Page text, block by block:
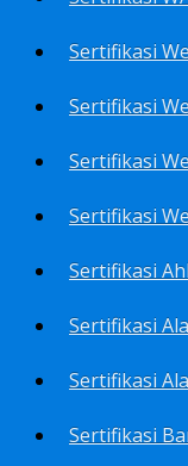
Sertifikasi
Sertifikasi
Sertifikasi
Sertifikasi